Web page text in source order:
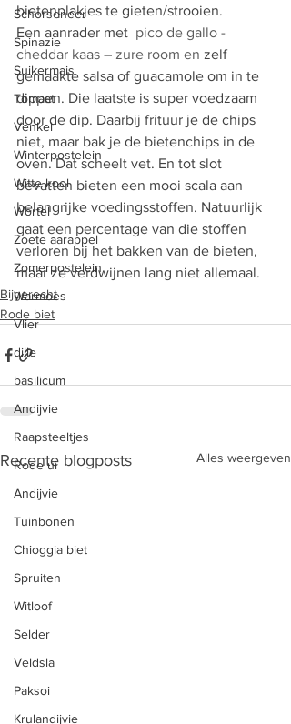
Schorseneer
Spinazie
Suikermais
Tomaat
Venkel
Winterpostelein
Witte kool
Wortel
Zoete aarappel
Zomerpostelein
Warmoes
Vlier
dille
basilicum
Andijvie
Raapsteeltjes
Rode ui
Andijvie
Tuinbonen
Chioggia biet
Spruiten
Witloof
Selder
Veldsla
Paksoi
Krulandijvie
bietenplakjes te gieten/strooien.
Een aanrader met pico de gallo -
cheddar kaas – zure room en zelf
gemaakte salsa of guacamole om in te
dippen. Die laatste is super voedzaam
door de dip. Daarbij frituur je de chips
niet, maar bak je de bietenchips in de
oven. Dat scheelt vet. En tot slot
bevatten bieten een mooi scala aan
belangrijke voedingsstoffen. Natuurlijk
gaat een percentage van die stoffen
verloren bij het bakken van de bieten,
maar ze verdwijnen lang niet allemaal.
Bijgerecht
Rode biet
Recente blogposts Alles weergeven